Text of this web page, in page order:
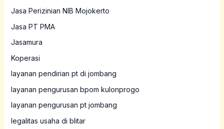
Jasa Perizinian NIB Mojokerto
Jasa PT PMA
Jasamura
Koperasi
layanan pendirian pt di jombang
layanan pengurusan bpom kulonprogo
layanan pengurusan pt jombang
legalitas usaha di blitar